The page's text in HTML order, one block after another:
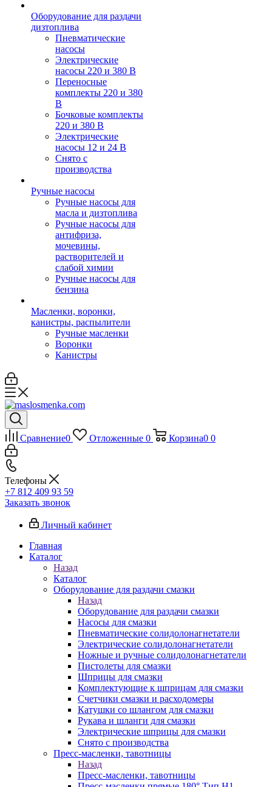
Оборудование для раздачи
дизтоплива
Пневматические
насосы
Электрические
насосы 220 и 380 В
Переносные
комплекты 220 и 380
В
Бочковые комплекты
220 и 380 В
Электрические
насосы 12 и 24 В
Снято с
производства
Ручные насосы
Ручные насосы для
масла и дизтоплива
Ручные насосы для
антифриза,
мочевины,
растворителей и
слабой химии
Ручные насосы для
бензина
Масленки, воронки,
канистры, распылители
Ручные масленки
Воронки
Канистры
Сравнение0 Отложенные 0 Корзина0 0
Телефоны
+7 812 409 93 59
Заказать звонок
Личный кабинет
Главная
Каталог
Назад
Каталог
Оборудование для раздачи смазки
Назад
Оборудование для раздачи смазки
Насосы для смазки
Пневматические солидолонагнетатели
Электрические солидолонагнетатели
Ножные и ручные солидолонагнетатели
Пистолеты для смазки
Шприцы для смазки
Комплектующие к шприцам для смазки
Счетчики смазки и расходомеры
Катушки со шлангом для смазки
Рукава и шланги для смазки
Электрические шприцы для смазки
Снято с производства
Пресс-масленки, тавотницы
Назад
Пресс-масленки, тавотницы